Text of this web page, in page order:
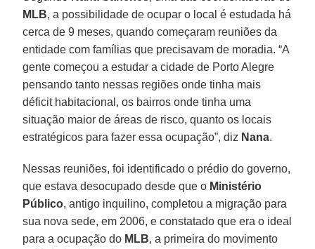
MLB, a possibilidade de ocupar o local é estudada há
cerca de 9 meses, quando começaram reuniões da
entidade com famílias que precisavam de moradia. “A
gente começou a estudar a cidade de Porto Alegre
pensando tanto nessas regiões onde tinha mais
déficit habitacional, os bairros onde tinha uma
situação maior de áreas de risco, quanto os locais
estratégicos para fazer essa ocupação”, diz Nana.
Nessas reuniões, foi identificado o prédio do governo,
que estava desocupado desde que o Ministério
Público, antigo inquilino, completou a migração para
sua nova sede, em 2006, e constatado que era o ideal
para a ocupação do MLB, a primeira do movimento